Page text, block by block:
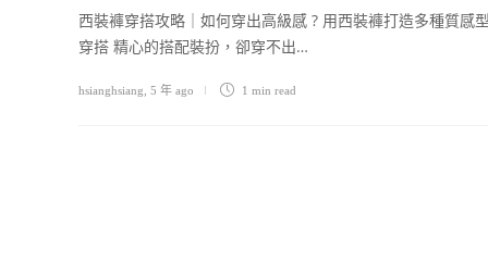
西裝褲穿搭攻略｜如何穿出高級感 ? 用西裝褲打造多種質感
穿搭 精心的搭配裝扮，卻穿不出…
hsianghsiang 5 年 ago 1 min read